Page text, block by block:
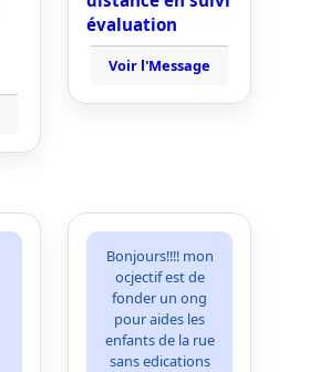
évaluation
Voir l'Message
Bonjours!!!! mon
ocjectif est de
fonder un ong
pour aides les
enfants de la rue
sans edications